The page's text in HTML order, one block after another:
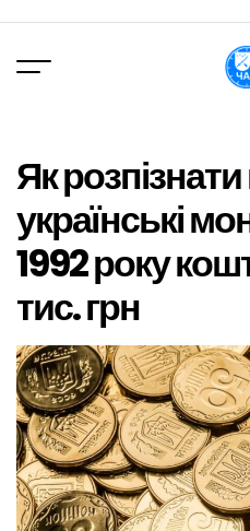
вмісту
Як
українські
1992 року
тис. грн